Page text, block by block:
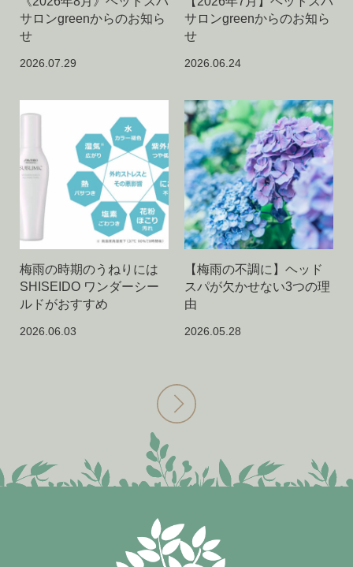
サロンgreenからのお知ら
せ
2026.07.29
サロンgreenからのお知ら
せ
2026.06.24
梅雨の時期のうねりには
SHISEIDO ワンダーシー
ルドがおすすめ
2026.06.03
【梅雨の不調に】ヘッド
スパが欠かせない3つの理
由
2026.05.28